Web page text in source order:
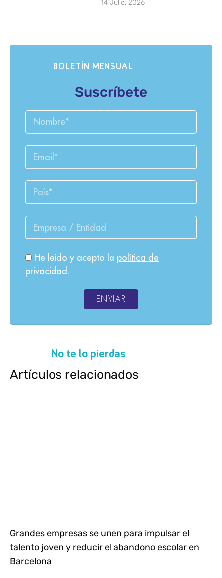
14 Julio, 2026
BOLETÍN MENSUAL
Suscríbete
He leído y acepto la política de
privacidad .
ENVIAR
No te lo pierdas
Artículos relacionados
Grandes empresas se unen para impulsar el
talento joven y reducir el abandono escolar en
Barcelona